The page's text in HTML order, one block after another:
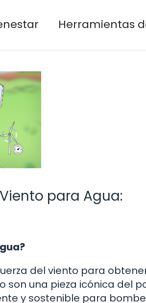
Herramientas
para Agua:
del viento para
son una pieza icónica del
y sostenible para